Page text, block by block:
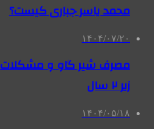
محمد یاسر جباری کیست؟
۱۴۰۴/۰۷/۲۰
مصرف شیر گاو و
زیر ۲ سال
۱۴۰۴/۰۵/۱۸